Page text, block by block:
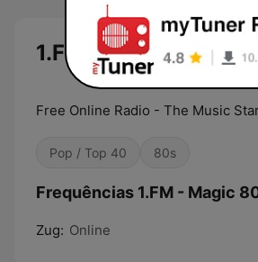
1.FM - Magic 80
Free Online Radio - The Music
Pop / Top 40 80s
Frequências 1.FM - Magic
Zug: Online